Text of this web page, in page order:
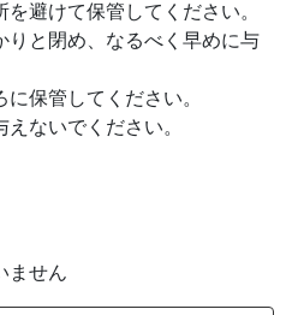
を避けて保管してください。
りと閉め、なるべく早めに与
に保管してください。
えないでください。
ません